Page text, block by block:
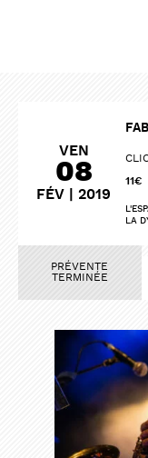
VEN
08
FÉV | 2019
11€
LA
PRÉVENTE
TERMINÉE